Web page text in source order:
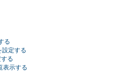
る
設定する
る
表示する